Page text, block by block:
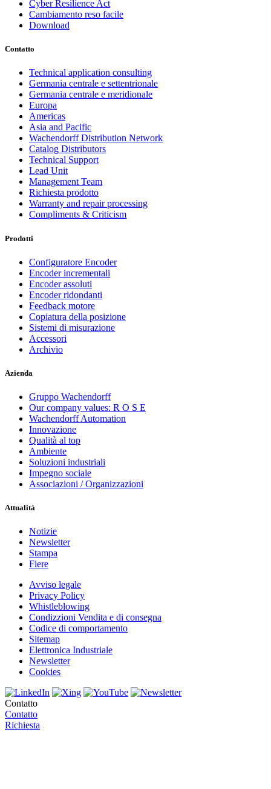
Cyber Resilience Act
Cambiamento reso facile
Download
Contatto
Technical application consulting
Germania centrale e settentrionale
Germania centrale e meridionale
Europa
Americas
Asia and Pacific
Wachendorff Distribution Network
Catalog Distributors
Technical Support
Lead Unit
Management Team
Richiesta prodotto
Warranty and repair processing
Compliments & Criticism
Prodotti
Configuratore Encoder
Encoder incrementali
Encoder assoluti
Encoder ridondanti
Feedback motore
Copiatura della posizione
Sistemi di misurazione
Accessori
Archivio
Azienda
Gruppo Wachendorff
Our company values: R O S E
Wachendorff Automation
Innovazione
Qualità al top
Ambiente
Soluzioni industriali
Impegno sociale
Associazioni / Organizzazioni
Attualità
Notizie
Newsletter
Stampa
Fiere
Avviso legale
Privacy Policy
Whistleblowing
Condizzioni Vendita e di consegna
Codice di comportamento
Sitemap
Elettronica Industriale
Newsletter
Cookies
Contatto
Contatto
Richiesta